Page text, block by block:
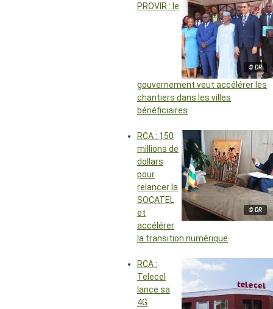
© DR
PROVIR : le
gouvernement veut accélérer les
chantiers dans les villes
bénéficiaires
© DR
RCA : 150
millions de
dollars
pour
relancer la
SOCATEL
et
accélérer
la transition numérique
RCA :
Telecel
lance sa
4G